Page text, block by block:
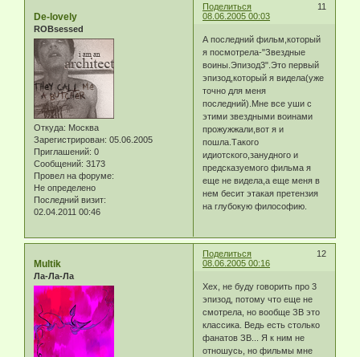
Поделиться
11
08.06.2005 00:03
De-lovely
ROBsessed
Откуда: Москва
Зарегистрирован: 05.06.2005
Приглашений: 0
Сообщений: 3173
Провел на форуме:
Не определено
Последний визит:
02.04.2011 00:46
А последний фильм,который
я посмотрела-"Звездные
воины.Эпизод3".Это первый
эпизод,который я видела(уже
точно для меня
последний).Мне все уши с
этими звездными воинами
прожужжали,вот я и
пошла.Такого
идиотского,занудного и
предсказуемого фильма я
еще не видела,а еще меня в
нем бесит этакая претензия
на глубокую философию.
Поделиться
12
08.06.2005 00:16
Multik
Ла-Ла-Ла
Хех, не буду говорить про 3
эпизод, потому что еще не
смотрела, но вообще ЗВ это
классика. Ведь есть столько
фанатов ЗВ... Я к ним не
отношусь, но фильмы мне